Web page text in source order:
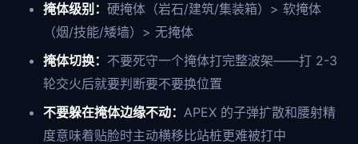
掩体级别： 硬掩体（岩石/建筑/集装箱）> 软掩体
（烟/技能/矮墙）> 无掩体
掩体切换： 不要死守一个掩体打完整波架——打 2-3
轮交火后就要判断要不要换位置
不要躲在掩体边缘不动： APEX 的子弹扩散和腰射精
度意味着贴脸时主动横移比站桩更难被打中